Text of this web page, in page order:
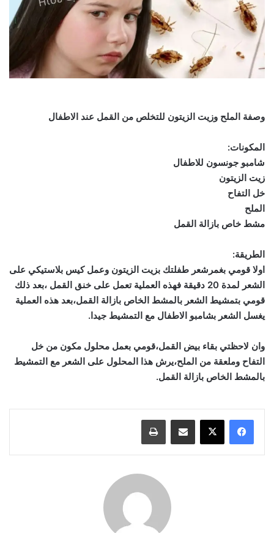
وصفة الملح وزيت الزيتون للتخلص من القمل عند الاطفال
المكونات:
شامبو جونسون للاطفال
زيت الزيتون
خل التفاح
الملح
مشط خاص بازالة القمل
الطريقة:
اولا قومي بغمرشعر طفلتك بزيت الزيتون وعمل كيس بلاستيكي على
الشعر لمدة 20 دقيقة فهذه العملية تعمل على خنق القمل ،بعد ذلك
قومي بتمشيط الشعر بالمشط الخاص بازالة القمل،بعد هذه العملية
يغسل الشعر بشامبو الاطفال مع التمشيط جيدا.
وان لاحظتي بقاء بيض القمل،قومي بعمل محلول مكون من خل
التفاح وملعقة من الملح،يرش هذا المحلول على الشعر مع التمشيط
بالمشط الخاص بازالة القمل.
مشاركة عبر البريد طباعة